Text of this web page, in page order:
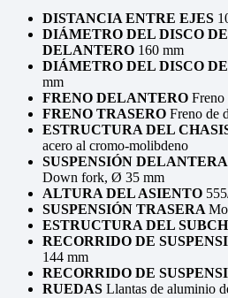
DISTANCIA ENTRE EJES
DIÁMETRO DEL DISCO
DELANTERO 160 mm
DIÁMETRO DEL DISCO
mm
FRENO DELANTERO Freno
FRENO TRASERO Freno de
ESTRUCTURA DEL
acero al cromo-molibdeno
SUSPENSIÓN DELANTERA
Down fork, Ø 35 mm
ALTURA DEL ASIENTO
SUSPENSIÓN TRASERA
ESTRUCTURA DEL
RECORRIDO DE
144 mm
RECORRIDO DE
RUEDAS Llantas de aluminio